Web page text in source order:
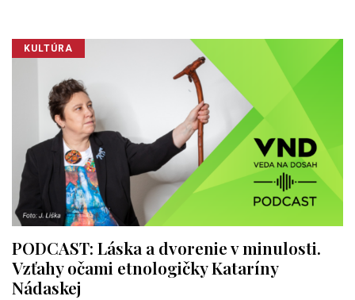
KULTÚRA
PODCAST: Láska a dvorenie v minulosti.
Vzťahy očami etnologičky Kataríny
Nádaskej